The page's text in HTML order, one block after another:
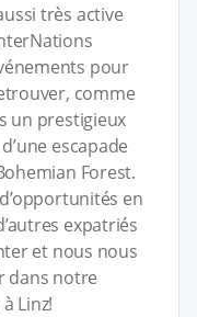
très active
pour
comme
un prestigieux
escapade
Forest.
en
expatriés
et nous nous
dans notre
Linz!